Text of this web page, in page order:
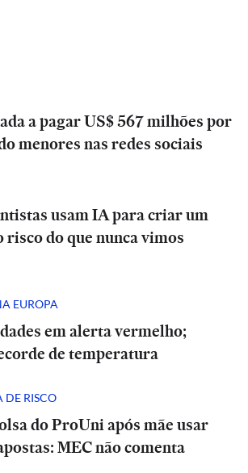
a pagar US$ 567 milhões por
menores nas redes sociais
usam IA para criar um
risco do que nunca vimos
EUROPA
em alerta vermelho;
de temperatura
DE RISCO
do ProUni após mãe usar
MEC não comenta